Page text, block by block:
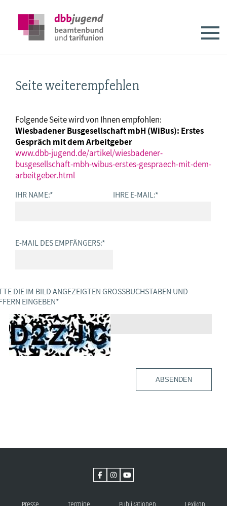
Seite weiterempfehlen
Folgende Seite wird von Ihnen empfohlen:
Wiesbadener Busgesellschaft mbH (WiBus): Erstes
Gespräch mit dem Arbeitgeber
www.dbb-jugend.de/artikel/wiesbadener-
busgesellschaft-mbh-wibus-erstes-gespraech-mit-dem-
arbeitgeber.html
IHR NAME:* IHRE E-MAIL:*
E-MAIL DES EMPFÄNGERS:*
DIE IM BILD ANGEZEIGTEN GROSSBUCHSTABEN UND Z
EINGEBEN *
ABSENDEN